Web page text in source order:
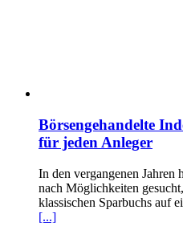
Börsengehandelte
für jeden Anleger
In den vergangenen Jahren
nach Möglichkeiten
klassischen Sparbuchs auf
[...]